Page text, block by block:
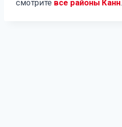
смотрите все районы Канн.